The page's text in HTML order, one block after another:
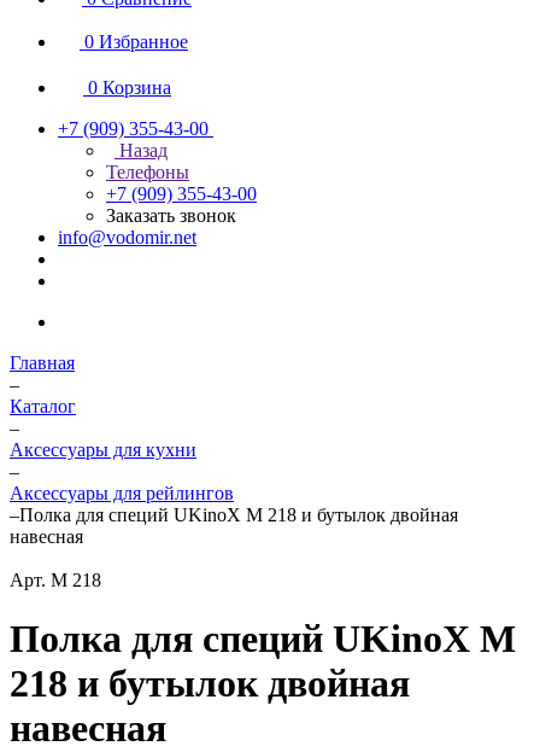
0 Избранное
0 Корзина
+7 (909) 355-43-00
Назад
Телефоны
+7 (909) 355-43-00
Заказать звонок
info@vodomir.net
Главная
–
Каталог
–
Аксессуары для кухни
–
Аксессуары для рейлингов
–Полка для специй UKinoX M 218 и бутылок двойная
навесная
Арт. M 218
Полка для специй UKinoX M
218 и бутылок двойная
навесная